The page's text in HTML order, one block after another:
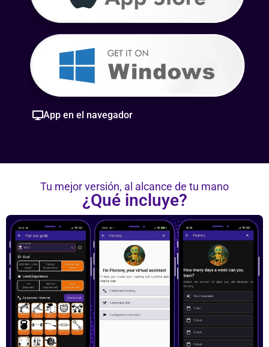
App en el navegador
Tu mejor versión, al alcance de tu mano
¿Qué incluye?